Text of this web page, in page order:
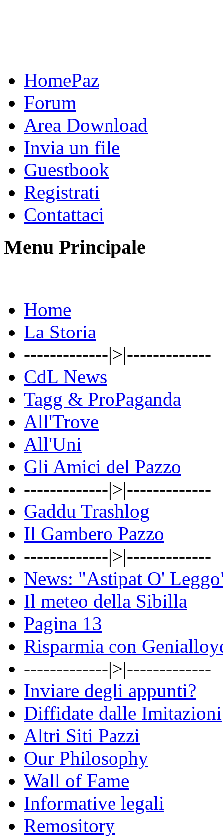
HomePaz
Forum
Area Download
Invia un file
Guestbook
Registrati
Contattaci
Menu Principale
Home
La Storia
-------------|>|-------------
CdL News
Tagg & ProPaganda
All'Trove
All'Uni
Gli Amici del Pazzo
-------------|>|-------------
Gaddu Trashlog
Il Gambero Pazzo
-------------|>|-------------
News: "Astipat O'
Il meteo della Sibilla
Pagina 13
Risparmia con
-------------|>|-------------
Inviare degli appunti?
Diffidate dalle Imitazioni
Altri Siti Pazzi
Our Philosophy
Wall of Fame
Informative legali
Remository